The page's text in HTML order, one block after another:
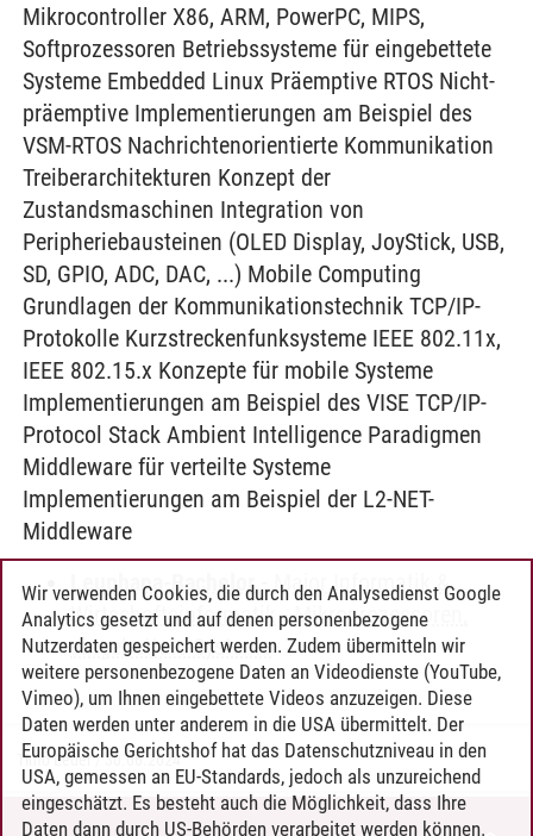
Mikrocontroller X86, ARM, PowerPC, MIPS,
Softprozessoren Betriebssysteme für eingebettete
Systeme Embedded Linux Präemptive RTOS Nicht-
präemptive Implementierungen am Beispiel des
VSM-RTOS Nachrichtenorientierte Kommunikation
Treiberarchitekturen Konzept der
Zustandsmaschinen Integration von
Peripheriebausteinen (OLED Display, JoyStick, USB,
SD, GPIO, ADC, DAC, ...) Mobile Computing
Grundlagen der Kommunikationstechnik TCP/IP-
Protokolle Kurzstreckenfunksysteme IEEE 802.11x,
IEEE 802.15.x Konzepte für mobile Systeme
Implementierungen am Beispiel des VISE TCP/IP-
Protocol Stack Ambient Intelligence Paradigmen
Middleware für verteilte Systeme
Implementierungen am Beispiel der L2-NET-
Middleware
Leuphana-Bachelor-Major Informatik &
Wirtschaftsinformatik -Mikroprozessoren,
eingebettete Systeme
Timo Leder/30.06.2024
Wir verwenden Cookies, die durch den Analysedienst Google
Analytics gesetzt und auf denen personenbezogene
Nutzerdaten gespeichert werden. Zudem übermitteln wir
weitere personenbezogene Daten an Videodienste (YouTube,
Vimeo), um Ihnen eingebettete Videos anzuzeigen. Diese
Daten werden unter anderem in die USA übermittelt. Der
Europäische Gerichtshof hat das Datenschutzniveau in den
USA, gemessen an EU-Standards, jedoch als unzureichend
eingeschätzt. Es besteht auch die Möglichkeit, dass Ihre
Daten dann durch US-Behörden verarbeitet werden können.